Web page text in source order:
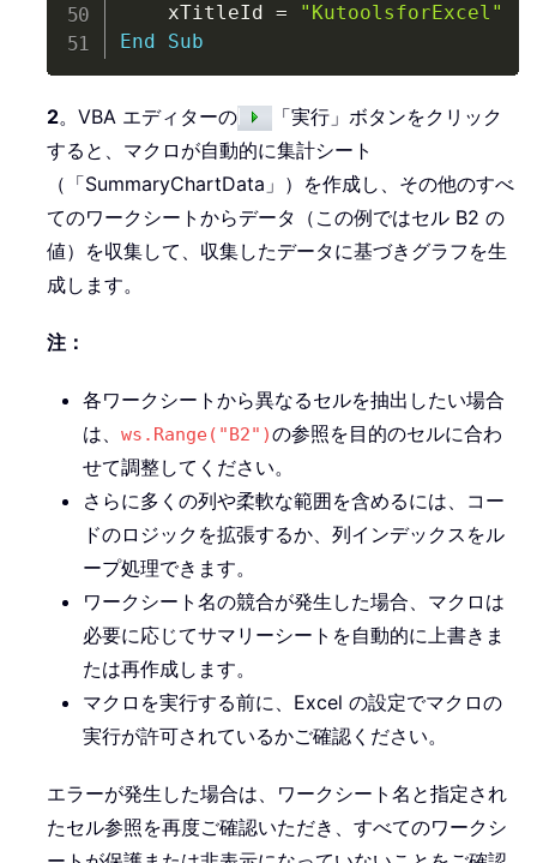
    xTitleId
=
"KutoolsforExcel"
End
Sub
2。VBA エディターの
「実行」ボタンをクリック
すると、マクロが自動的に集計シート
（「SummaryChartData」）を作成し、その他のすべ
てのワークシートからデータ（この例ではセル B2 の
値）を収集して、収集したデータに基づきグラフを生
成します。
注：
各ワークシートから異なるセルを抽出したい場合
は、 ws.Range("B2")の参照を目的のセルに合わ
せて調整してください。
さらに多くの列や柔軟な範囲を含めるには、コー
ドのロジックを拡張するか、列インデックスをル
ープ処理できます。
ワークシート名の競合が発生した場合、マクロは
必要に応じてサマリーシートを自動的に上書きま
たは再作成します。
マクロを実行する前に、Excel の設定でマクロの
実行が許可されているかご確認ください。
エラーが発生した場合は、ワークシート名と指定され
たセル参照を再度ご確認いただき、すべてのワークシ